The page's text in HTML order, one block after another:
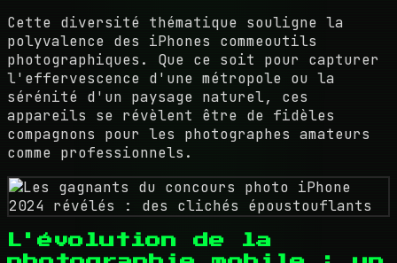
Cette diversité thématique souligne la
polyvalence des iPhones commeoutils
photographiques. Que ce soit pour capturer
l'effervescence d'une métropole ou la
sérénité d'un paysage naturel, ces
appareils se révèlent être de fidèles
compagnons pour les photographes amateurs
comme professionnels.
L'évolution de la